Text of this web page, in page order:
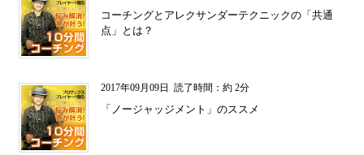
コーチングとアレクサンダーテクニックの「共通
点」とは？
2017年09月09日 読了時間：約 2分
「ノージャッジメント」のススメ